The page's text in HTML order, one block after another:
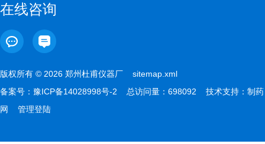
在线咨询
版权所有 © 2026 郑州杜甫仪器厂 sitemap.xml
备案号： 豫ICP备14028998号-2 总访问量：698092 技术支持： 制药
网
管理登陆